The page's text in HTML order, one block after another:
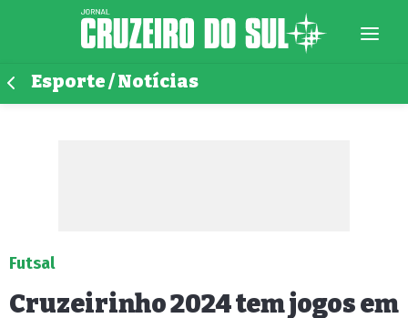
Esporte / Notícias
Futsal
Cruzeirinho 2024 tem jogos em